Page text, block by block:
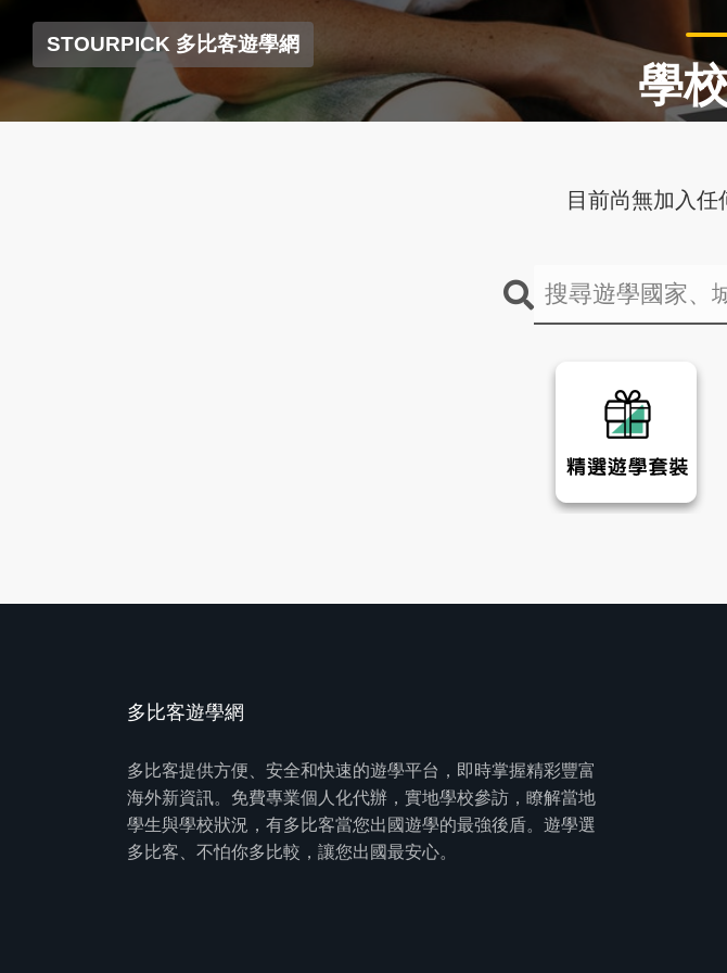
學
目前尚無加入任
多比客遊學網
多比客提供方便、安全和快速的遊學平台，即時掌握精彩豐富
海外新資訊。免費專業個人化代辦，實地學校參訪，瞭解當地
學生與學校狀況，有多比客當您出國遊學的最強後盾。遊學選
多比客、不怕你多比較，讓您出國最安心。
STOURPICK 多比客遊學網